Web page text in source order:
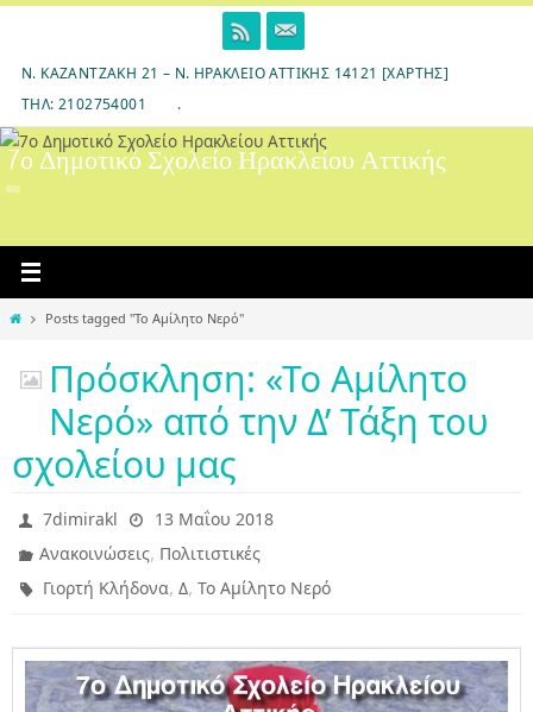
content
Ν. ΚΑΖΑΝΤΖΆΚΗ 21 – Ν. ΗΡΆΚΛΕΙΟ ΑΤΤΙΚΉΣ 14121 [ΧΆΡΤΗΣ]
ΤΗΛ: 2102754001
.
7ο Δημοτικό Σχολείο Ηρακλείου Αττικής
HomePosts tagged "Το Αμίλητο Νερό"
Πρόσκληση: «Το Αμίλητο
Νερό» από την Δ’ Τάξη του
σχολείου μας
7dimirakl
13 Μαΐου 2018
Ανακοινώσεις, Πολιτιστικές
Γιορτή Κλήδονα,Δ,Το Αμίλητο Νερό